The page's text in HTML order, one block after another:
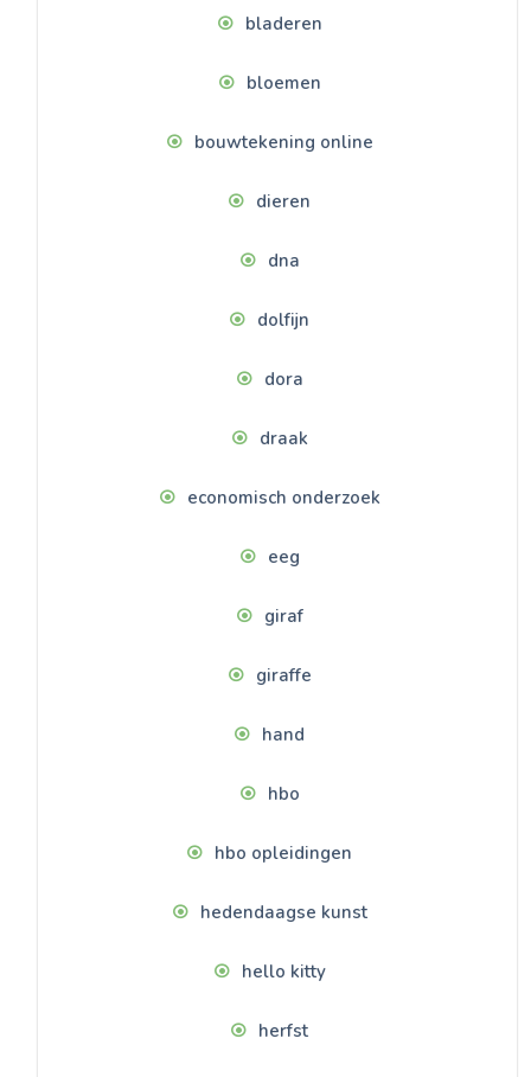
bladeren
bloemen
bouwtekening online
dieren
dna
dolfijn
dora
draak
economisch onderzoek
eeg
giraf
giraffe
hand
hbo
hbo opleidingen
hedendaagse kunst
hello kitty
herfst